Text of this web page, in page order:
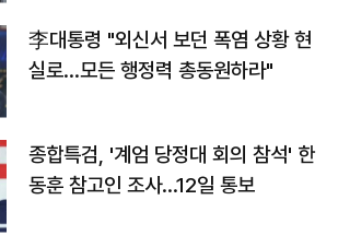
李대통령 "외신서 보던 폭염 상황 현
실로…모든 행정력 총동원하라"
종합특검, '계엄 당정대 회의 참석' 한
동훈 참고인 조사...12일 통보